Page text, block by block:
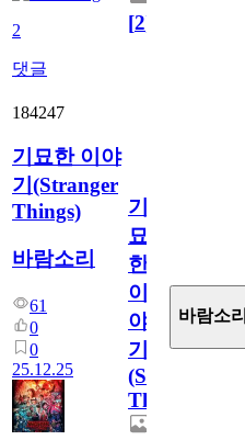
2
댓글
[2]
184247
기묘한 이야
기(Stranger
Things)
바람소리
61
0
0
25.12.25
기
묘
한
이
야
기
(Stranger
Things)
바람소리